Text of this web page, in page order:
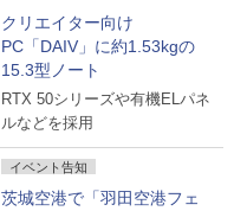
クリエイター向け
PC「DAIV」に約1.53kgの
15.3型ノート
RTX 50シリーズや有機ELパネ
ルなどを採用
イベント告知
茨城空港で「羽田空港フェ